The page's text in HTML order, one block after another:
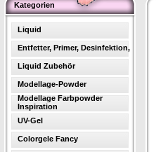
Kategorien
Liquid
Entfetter, Primer, Desinfektion,
Liquid Zubehör
Modellage-Powder
Modellage Farbpowder
Inspiration
UV-Gel
Colorgele Fancy